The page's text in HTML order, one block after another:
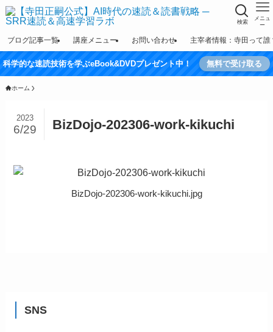
検索
メニュ
ー
ブログ記事一覧 講座メニュー お問い合わせ 主宰者情報：寺田って誰
科学的な速読技術を学ぶeBook&DVDプレゼント中！ 無料で受け取る
ホーム
BizDojo-202306-work-kikuchi
2023
6/29
BizDojo-202306-work-kikuchi.jpg
SNS